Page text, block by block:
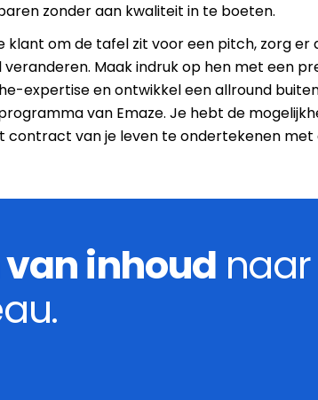
zonder aan kwaliteit in te boeten.
om de tafel zit voor een pitch, zorg er
Maak indruk op hen met een
expertise en ontwikkel een allround
van Emaze. Je hebt de
van je leven te ondertekenen met
inhoud naar